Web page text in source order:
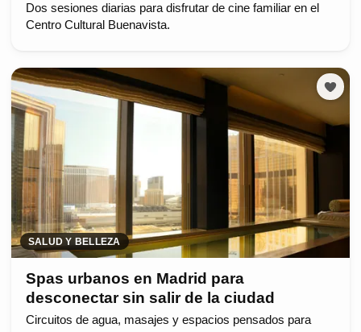
Dos sesiones diarias para disfrutar de cine familiar en el
Centro Cultural Buenavista.
SALUD Y BELLEZA
Spas urbanos en Madrid para
desconectar sin salir de la ciudad
Circuitos de agua, masajes y espacios pensados para